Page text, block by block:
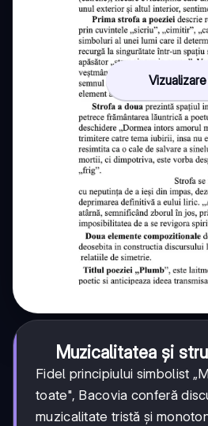
Vizualizare
Muzicalitatea și
Fidel principiului simbolist
toate", Bacovia conferă
muzicalitate tristă și